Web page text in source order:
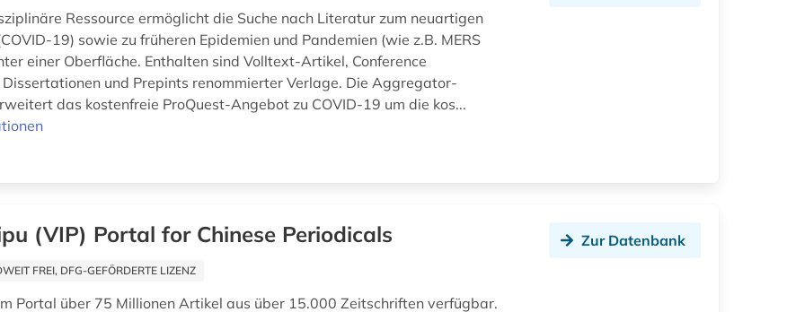
Ressource ermöglicht die Suche nach Literatur zum neuartigen
19) sowie zu früheren Epidemien und Pandemien (wie z.B. MERS
einer Oberfläche. Enthalten sind Volltext-Artikel, Conference
Dissertationen und Prepints renommierter Verlage. Die Aggregator-
das kostenfreie ProQuest-Angebot zu COVID-19 um die kos...
(VIP) Portal for Chinese Periodicals
FREI, DFG-GEFÖRDERTE LIZENZ
Portal über 75 Millionen Artikel aus über 15.000 Zeitschriften verfügbar.
Zur Datenbank